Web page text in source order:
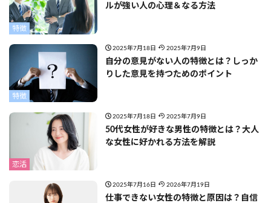
特徴
ルが強い人の心理＆なる方法
特徴
2025年7月18日 2025年7月9日
自分の意見がない人の特徴とは？しっか
りした意見を持つためのポイント
恋活
2025年7月18日 2025年7月9日
50代女性が好きな男性の特徴とは？大人
な女性に好かれる方法を解説
2025年7月16日 2026年7月19日
仕事できない女性の特徴と原因は？自信